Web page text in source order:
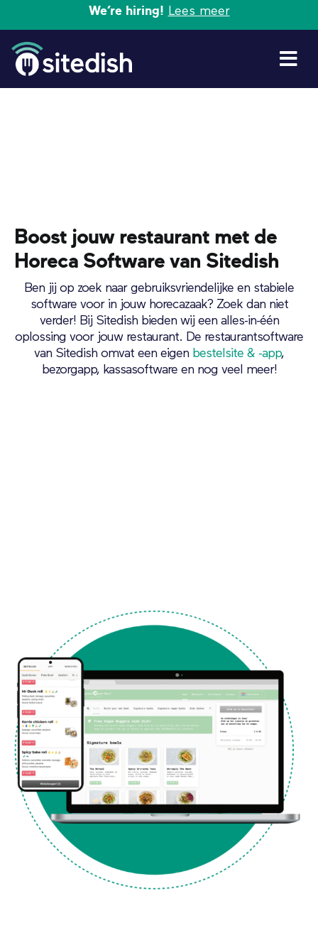
inhoud
We’re hiring! Lees meer
Oplossingen
Log in
Boost jouw restaurant met de
Horeca Software van Sitedish
Ben jij op zoek naar gebruiksvriendelijke en stabiele
software voor in jouw horecazaak? Zoek dan niet
verder! Bij Sitedish bieden wij een alles-in-één
oplossing voor jouw restaurant. De restaurantsoftware
van Sitedish omvat een eigen bestelsite & -app,
bezorgapp, kassasoftware en nog veel meer!